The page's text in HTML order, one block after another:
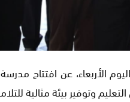
الأربعاء، عن افتتاح مدرسة
وتوفير بيئة مثالية